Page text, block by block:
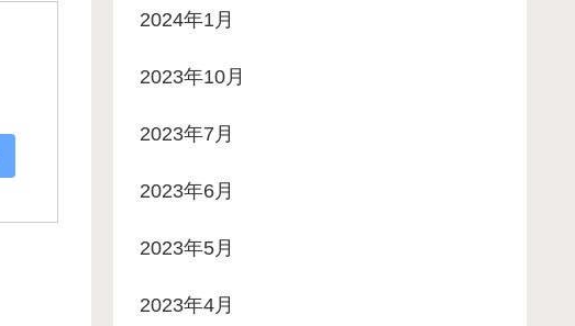
2024年1月
2023年10月
2023年7月
2023年6月
2023年5月
2023年4月